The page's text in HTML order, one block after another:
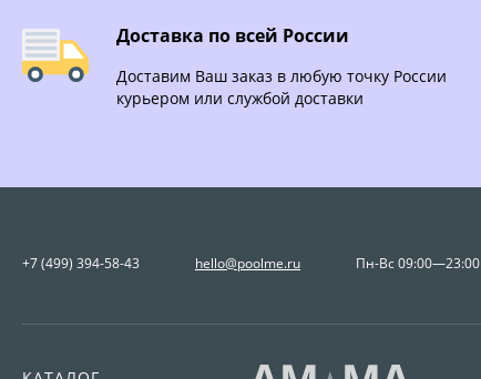
Доставка по всей России
Доставим Ваш заказ в любую точку России
курьером или службой доставки
+7 (499) 394-58-43 hello@poolme.ru Пн-Вс 09:00—23:00